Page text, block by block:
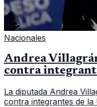
Nacionales
Andrea
contra
La diputada Andrea
contra integrantes de la